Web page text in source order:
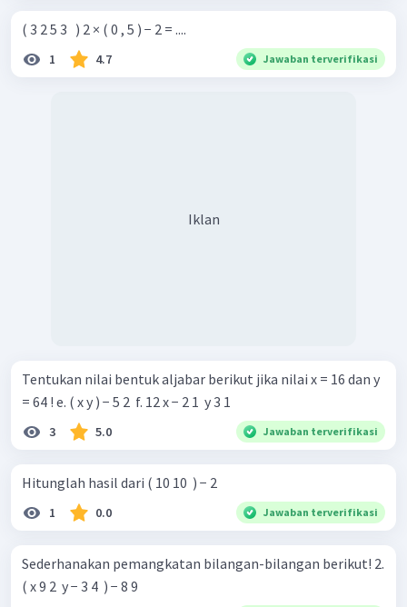
( 3 2 5 3 ​ ​ ) 2 × ( 0 , 5 ) − 2 = ....
1 4.7 Jawaban terverifikasi
Iklan
Tentukan nilai bentuk aljabar berikut jika nilai x = 16 dan y
= 64 ! e. ( x y ) − 5 2 ​ f. 12 x − 2 1 ​ y 3 1 ​
3 5.0 Jawaban terverifikasi
Hitunglah hasil dari ( 10 10 ​ ) − 2
1 0.0 Jawaban terverifikasi
Sederhanakan pemangkatan bilangan-bilangan berikut! 2.
( x 9 2 ​ y − 3 4 ​ ) − 8 9 ​